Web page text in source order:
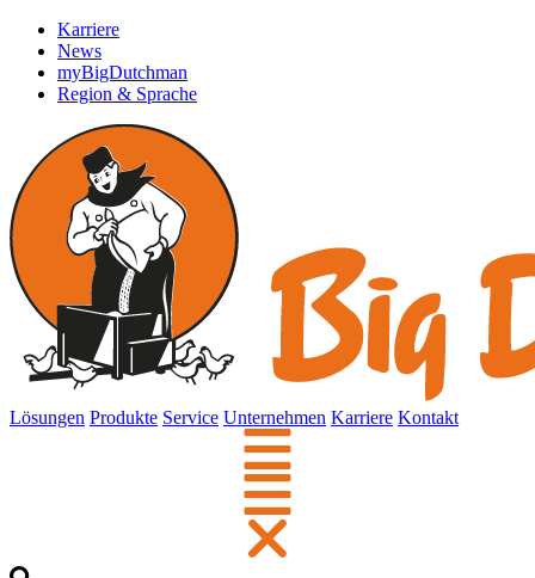
Karriere
News
myBigDutchman
Region & Sprache
Lösungen Produkte Service Unternehmen Karriere Kontakt